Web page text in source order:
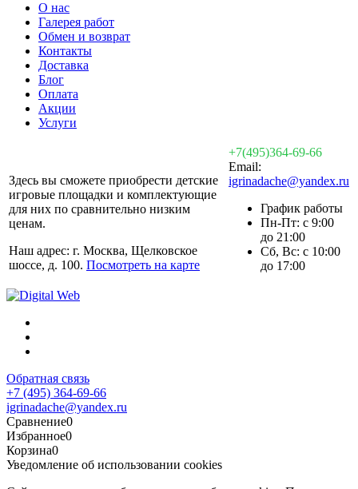
О нас
Галерея работ
Обмен и возврат
Контакты
Доставка
Блог
Оплата
Акции
Услуги
Здесь вы сможете приобрести детские
игровые площадки и комплектующие
для них по сравнительно низким
ценам.
Наш адрес: г. Москва, Щелковское
шоссе, д. 100. Посмотреть на карте
+7(495)364-69-66
Email:
igrinadache@yandex.ru
График работы
Пн-Пт: с 9:00
до 21:00
Сб, Вс: с 10:00
до 17:00
Обратная связь
+7 (495) 364-69-66
igrinadache@yandex.ru
Сравнение0
Избранное0
Корзина0
Уведомление об использовании cookies